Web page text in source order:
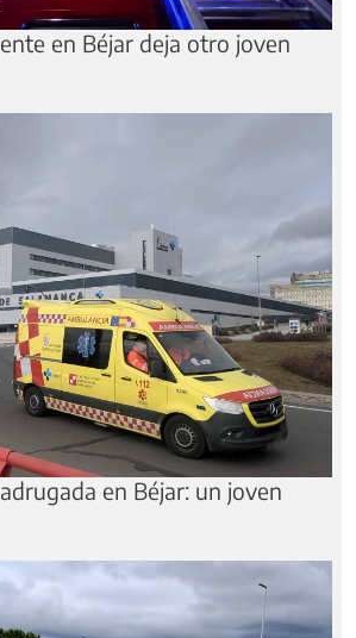
en Béjar deja otro joven
en Béjar: un joven